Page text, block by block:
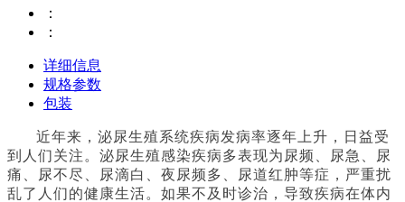
：
：
详细信息
规格参数
包装
近年来，泌尿生殖系统疾病发病率逐年上升，日益受
到人们关注。泌尿生殖感染疾病多表现为尿频、尿急、尿
痛、尿不尽、尿滴白、夜尿频多、尿道红肿等症，严重扰
乱了人们的健康生活。如果不及时诊治，导致疾病在体内